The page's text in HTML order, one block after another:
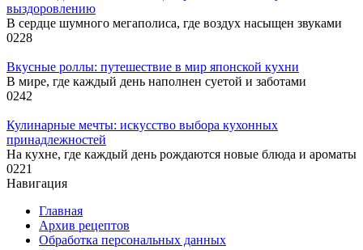
выздоровлению
В сердце шумного мегаполиса, где воздух насыщен звуками
0228
Вкусные роллы: путешествие в мир японской кухни
В мире, где каждый день наполнен суетой и заботами
0242
Кулинарные мечты: искусство выбора кухонных
принадлежностей
На кухне, где каждый день рождаются новые блюда и ароматы
0221
Навигация
Главная
Архив рецептов
Обработка персональных данных